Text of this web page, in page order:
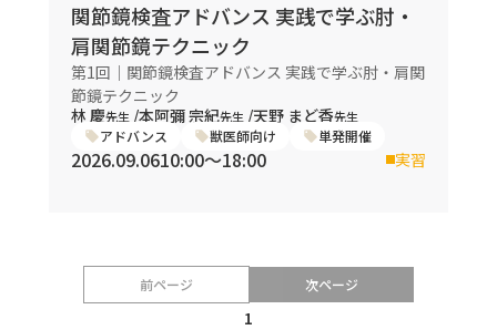
関節鏡検査アドバンス 実践で学ぶ肘・
肩関節鏡テクニック
第1回｜関節鏡検査アドバンス 実践で学ぶ肘・肩関
節鏡テクニック
林 慶先生 /本阿彌 宗紀先生 /天野 まど香先生
アドバンス 獣医師向け 単発開催
2026.09.0610:00〜18:00 実習
前ページ 次ページ
1